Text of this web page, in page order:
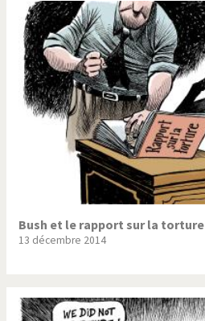
Bush et le rapport sur la torture
13 décembre 2014